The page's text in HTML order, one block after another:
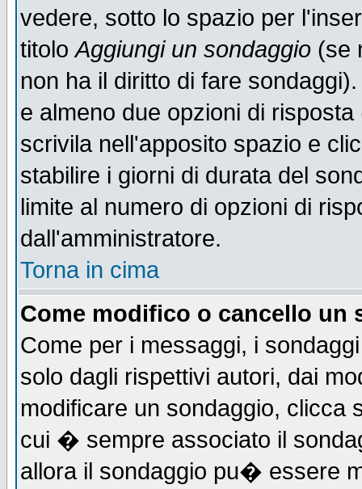
vedere, sotto lo spazio per
titoloAggiungi un sondaggio (se
non ha il diritto di fare
e almeno due opzioni di
scrivila nell'apposito spazio e
stabilire i giorni di durata del
limite al numero di opzioni di
dall'amministratore.
Torna in cima
Come modifico o cancello un
Come per i messaggi, i
solo dagli rispettivi autori, dai
modificare un sondaggio, clicca
cui � sempre associato il
allora il sondaggio pu� essere